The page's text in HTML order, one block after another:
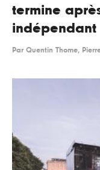
termine
indépendant
Par Quentin Thome,